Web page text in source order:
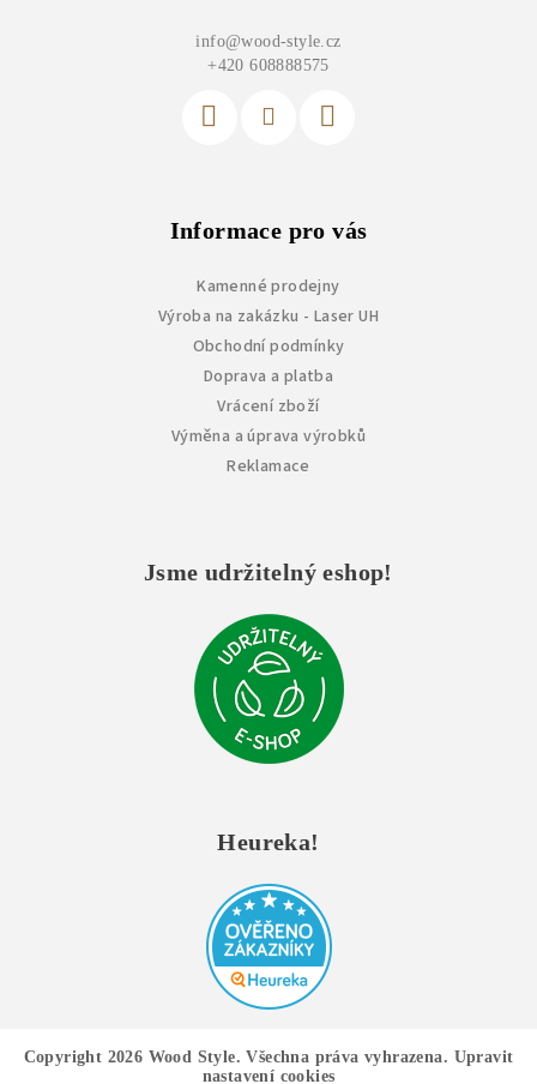
info@wood-style.cz
+420 608888575
Informace pro vás
Kamenné prodejny
Výroba na zakázku - Laser UH
Obchodní podmínky
Doprava a platba
Vrácení zboží
Výměna a úprava výrobků
Reklamace
Jsme udržitelný eshop!
Heureka!
Copyright 2026 Wood Style. Všechna práva vyhrazena. Upravit
nastavení cookies